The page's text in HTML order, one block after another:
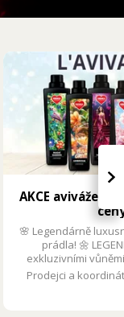
AKCE aviváže
🌸 Legendárně
prádla! 🌼
exkluzivními
praní v zážitek. Teď
4,29 € se slevou
Prodejci a
›